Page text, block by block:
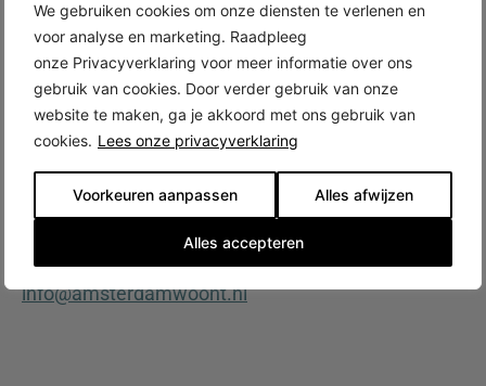
We gebruiken cookies om onze diensten te verlenen en
voor analyse en marketing. Raadpleeg
onze Privacyverklaring voor meer informatie over ons
gebruik van cookies. Door verder gebruik van onze
website te maken, ga je akkoord met ons gebruik van
cookies. Lees onze privacyverklaring
Voorkeuren aanpassen Alles afwijzen
Alles accepteren
Acquisitie en relatiebeheer:
Alex Brunner
alex@amsterdamwoont.nl
Marketing en evenementen:
doede@amsterdamwoont.nl
Andries Molengraaf
info@amsterdamwoont.nl